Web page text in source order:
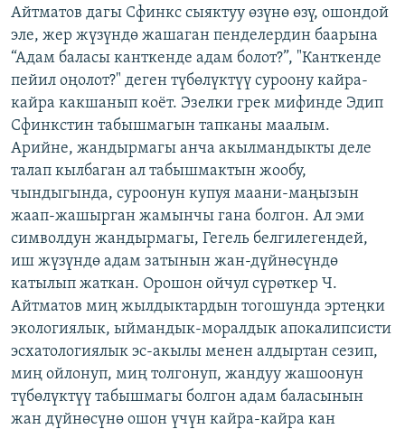
Айтматов дагы Сфинкс сыяктуу өзүнө өзү, ошондой
эле, жер жүзүндө жашаган пенделердин баарына
“Адам баласы канткенде адам болот?”, "Канткенде
пейил оңолот?" деген түбөлүктүү суроону кайра-
кайра какшанып коёт. Эзелки грек мифинде Эдип
Сфинкстин табышмагын тапканы маалым.
Арийне, жандырмагы анча акылмандыкты деле
талап кылбаган ал табышмактын жообу,
чындыгында, суроонун купуя маани-маңызын
жаап-жашырган жамынчы гана болгон. Ал эми
символдун жандырмагы, Гегель белгилегендей,
иш жүзүндө адам затынын жан-дүйнөсүндө
катылып жаткан. Орошон ойчул сүрөткер Ч.
Айтматов миң жылдыктардын тогошунда эртеңки
экологиялык, ыймандык-моралдык апокалипсисти
эсхатологиялык эс-акылы менен алдыртан сезип,
миң ойлонуп, миң толгонуп, жандуу жашоонун
түбөлүктүү табышмагы болгон адам баласынын
жан дүйнөсүнө ошон үчүн кайра-кайра кан